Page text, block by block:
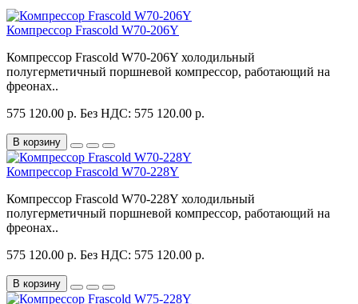
Компрессор Frascold W70-206Y
Компрессор Frascold W70-206Y холодильный
полугерметичный поршневой компрессор, работающий на
фреонах..
575 120.00 р. Без НДС: 575 120.00 р.
В корзину
Компрессор Frascold W70-228Y
Компрессор Frascold W70-228Y холодильный
полугерметичный поршневой компрессор, работающий на
фреонах..
575 120.00 р. Без НДС: 575 120.00 р.
В корзину